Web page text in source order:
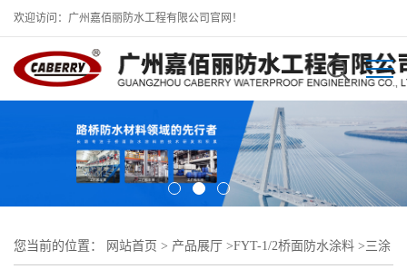
欢迎访问：广州嘉佰丽防水工程有限公司官网！
您当前的位置： 网站首页 > 产品展厅 >FYT-1/2桥面防水涂料 >三涂